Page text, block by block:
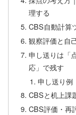
理する
CBS自動計算
観察評価と自
申し送りは「
応」で残す
申し送り例
CBSと机上課
CBS評価・再